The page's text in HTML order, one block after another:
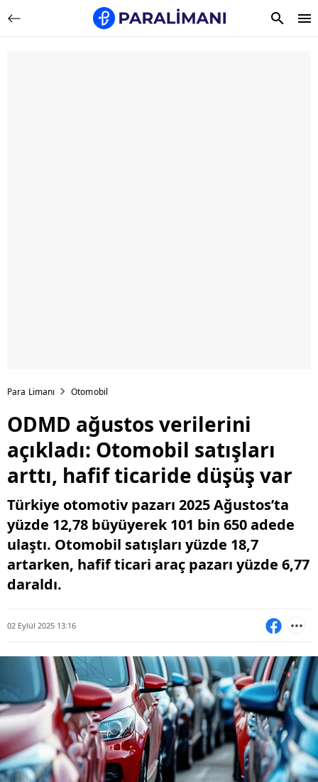
Para Limanı Otomobil
ODMD ağustos verilerini
açıkladı: Otomobil satışları
arttı, hafif ticaride düşüş var
Türkiye otomotiv pazarı 2025 Ağustos’ta
yüzde 12,78 büyüyerek 101 bin 650 adede
ulaştı. Otomobil satışları yüzde 18,7
artarken, hafif ticari araç pazarı yüzde 6,77
daraldı.
02 Eylül 2025 13:16